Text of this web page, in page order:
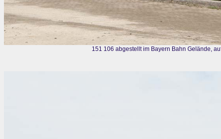
151 106 abgestellt im Bayern Bahn Gelände,